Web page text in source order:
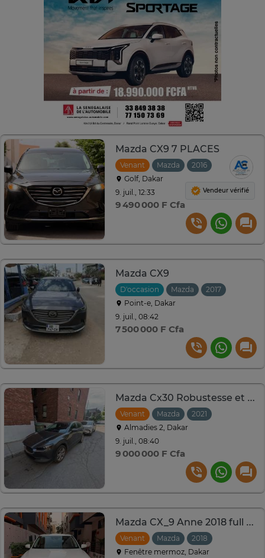
Mazda CX9 7 PLACES
Venant Mazda 2016
Golf, Dakar
9. juil., 12:33
9 490 000 F Cfa
Vendeur vérifié
Mazda CX9
D'occasion Mazda 2017
Point-e, Dakar
9. juil., 08:42
7 500 000 F Cfa
Mazda Cx30 Robustesse et Confort garanties !
Venant Mazda 2021
Almadies 2, Dakar
9. juil., 08:40
9 000 000 F Cfa
Mazda CX_9 Anne 2018 full options
Venant Mazda 2018
Fenêtre mermoz, Dakar